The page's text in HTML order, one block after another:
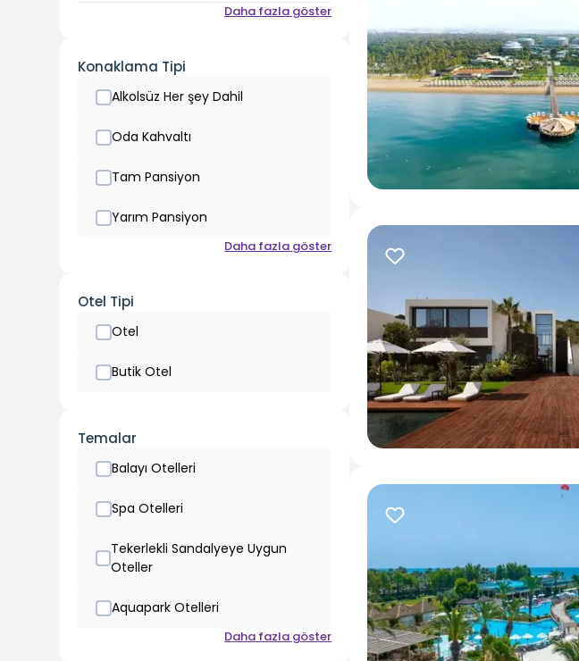
Daha fazla göster
Konaklama Tipi
Alkolsüz Her şey Dahil
Oda Kahvaltı
Tam Pansiyon
Yarım Pansiyon
Daha fazla göster
Otel Tipi
Otel
Butik Otel
Temalar
Balayı Otelleri
Spa Otelleri
Tekerlekli Sandalyeye Uygun
Oteller
Aquapark Otelleri
Daha fazla göster